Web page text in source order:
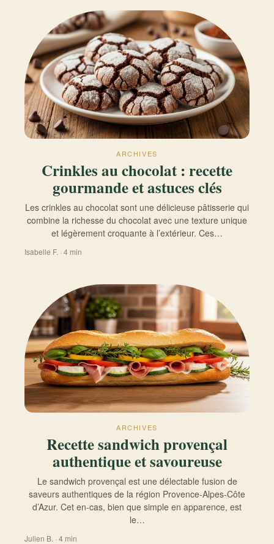
ARCHIVES
Crinkles au chocolat : recette
gourmande et astuces clés
Les crinkles au chocolat sont une délicieuse pâtisserie qui
combine la richesse du chocolat avec une texture unique
et légèrement croquante à l’extérieur. Ces…
Isabelle F. · 4 min
ARCHIVES
Recette sandwich provençal
authentique et savoureuse
Le sandwich provençal est une délectable fusion de
saveurs authentiques de la région Provence-Alpes-Côte
d’Azur. Cet en-cas, bien que simple en apparence, est
le…
Julien B. · 4 min